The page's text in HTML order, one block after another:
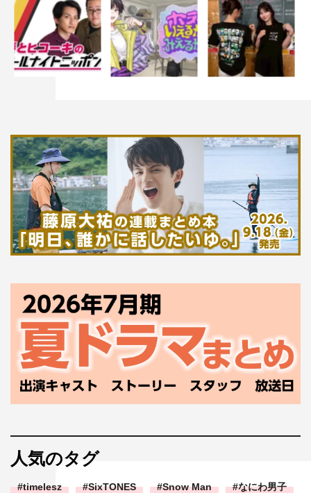
人気のタグ
timelesz SixTONES Snow Man なにわ男子